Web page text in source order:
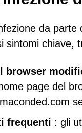
da
sintomi chiave,
browser
page del
frequenti : gli